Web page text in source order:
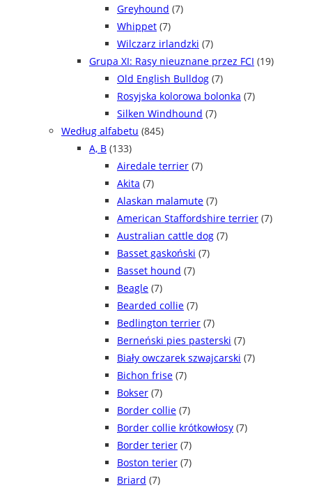
Greyhound (7)
Whippet (7)
Wilczarz irlandzki (7)
Grupa XI: Rasy nieuznane przez FCI (19)
Old English Bulldog (7)
Rosyjska kolorowa bolonka (7)
Silken Windhound (7)
Według alfabetu (845)
A, B (133)
Airedale terrier (7)
Akita (7)
Alaskan malamute (7)
American Staffordshire terrier (7)
Australian cattle dog (7)
Basset gaskoński (7)
Basset hound (7)
Beagle (7)
Bearded collie (7)
Bedlington terrier (7)
Berneński pies pasterski (7)
Biały owczarek szwajcarski (7)
Bichon frise (7)
Bokser (7)
Border collie (7)
Border collie krótkowłosy (7)
Border terier (7)
Boston terier (7)
Briard (7)